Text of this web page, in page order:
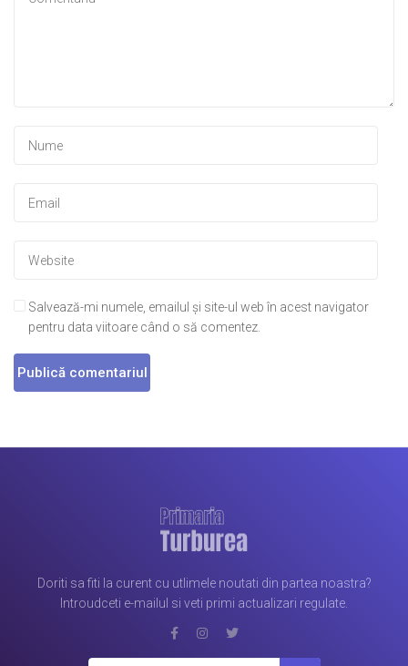
Salvează-mi numele, emailul și site-ul web în acest navigator
pentru data viitoare când o să comentez.
Doriti sa fiti la curent cu utlimele noutati din partea noastra?
Introudceti e-mailul si veti primi actualizari regulate.